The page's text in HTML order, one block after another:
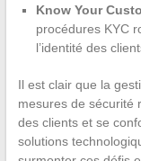
Know Your
procédures KYC
l’identité des
Il est clair que la
mesures de sécurité
des clients et se
solutions